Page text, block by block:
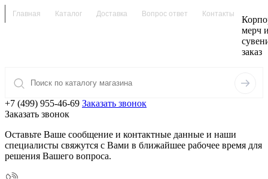
Главная Каталог Доставка Вопрос ответ Контакты
мерч
заказ
+7 (499) 955-46-69 Заказать звонок
Заказать звонок
Оставьте Ваше сообщение и контактные данные и наши
специалисты свяжутся с Вами в ближайшее рабочее время для
решения Вашего вопроса.